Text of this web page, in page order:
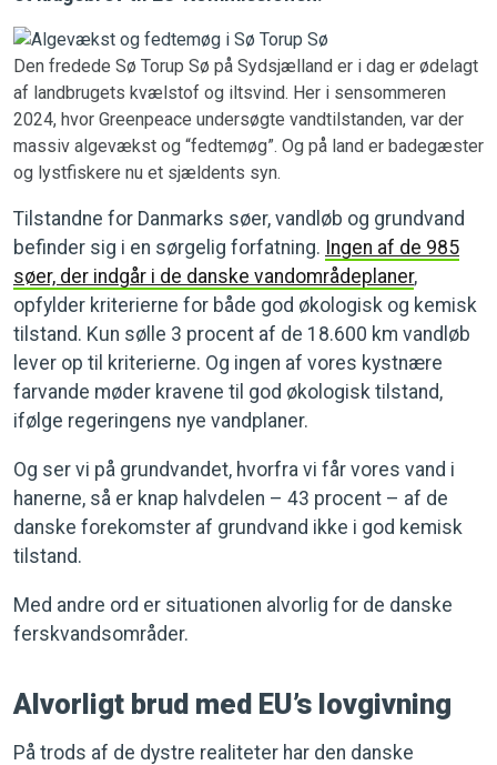
Den fredede Sø Torup Sø på Sydsjælland er i dag er ødelagt
af landbrugets kvælstof og iltsvind. Her i sensommeren
2024, hvor Greenpeace undersøgte vandtilstanden, var der
massiv algevækst og “fedtemøg”. Og på land er badegæster
og lystfiskere nu et sjældents syn.
Tilstandne for Danmarks søer, vandløb og grundvand
befinder sig i en sørgelig forfatning. Ingen af de 985
søer, der indgår i de danske vandområdeplaner,
opfylder kriterierne for både god økologisk og kemisk
tilstand. Kun sølle 3 procent af de 18.600 km vandløb
lever op til kriterierne. Og ingen af vores kystnære
farvande møder kravene til god økologisk tilstand,
ifølge regeringens nye vandplaner.
Og ser vi på grundvandet, hvorfra vi får vores vand i
hanerne, så er knap halvdelen – 43 procent – af de
danske forekomster af grundvand ikke i god kemisk
tilstand.
Med andre ord er situationen alvorlig for de danske
ferskvandsområder.
Alvorligt brud med EU’s lovgivning
På trods af de dystre realiteter har den danske